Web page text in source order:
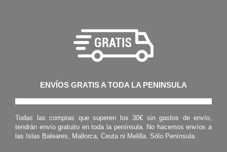
ENVÍOS GRATIS A TODA LA PENINSULA
Todas las compras que superen los 30€ sin gastos de envío,
tendrán envío gratuito en toda la península. No hacemos envíos a
las Islas Baleares, Mallorca, Ceuta ni Melilla. Sólo Península.